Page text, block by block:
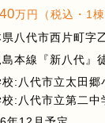
万円（税込・1棟
県八代市西片町字
島本線『新八代』
校:八代市立太田郷
校:八代市立第二中